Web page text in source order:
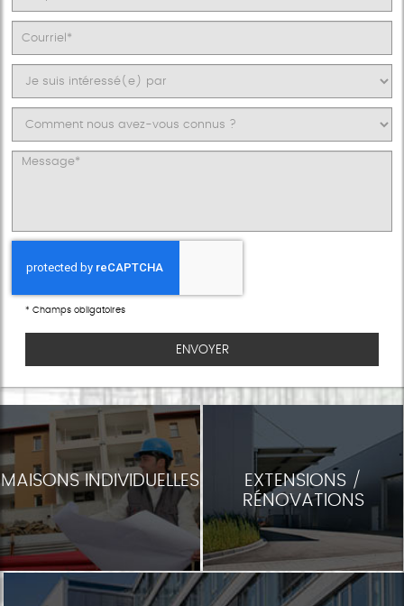
* Champs obligatoires
MAISONS INDIVIDUELLES
EXTENSIONS /
RÉNOVATIONS